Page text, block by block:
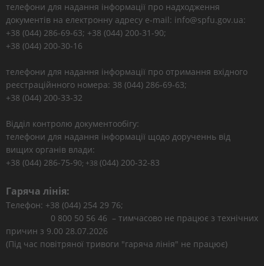
телефони для надання інформації про надходження
документів на електронну адресу e-mail: info@spfu.gov.ua:
+38 (044) 286-69-63; +38 (044) 200-31-90;
+38 (044) 200-30-16
телефони для надання інформації про отримання вхідного
реєстраційнного номера: 38 (044) 286-69-63;
+38 (044) 200-33-32
Відділ контролю документообігу:
телефони для надання інформації щодо дорученнь від
вищих органів влади:
+38 (044) 286-75-90; +38 (044) 200-32-83
Гаряча лінія:
Телефон: +38 (044) 254 29 76;
0 800 50 56 46 – тимчасово не працює з технічних
причин з 9.00 28.07.2026
(Під час повітряної тривоги "гаряча лінія" не працює)